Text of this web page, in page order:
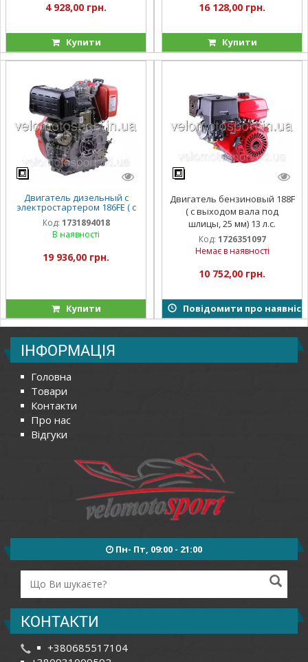
4 928,00 грн.
Купити
16 128,00 грн.
Купити
Двигатель дизельный с
электростартером 186FE ( с
выходом вала под шлицы,
25 мм) 9 л.с.
Код: 1731894018
В наявності
19 936,00 грн.
Купити
Двигатель бензиновый 188F
( с выходом вала под
шлицы, 25 мм) 13 л.с.
Код: 1726351097
Немає в наявності
10 752,00 грн.
Повідомити про
ІНФОРМАЦІЯ
Головна
Товари
Контакти
Про нас
Відгуки
Пн- Пт, 09:00 - 21:00
КОНТАКТИ
+380685517104